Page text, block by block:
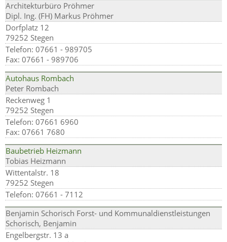
Architekturbüro Pröhmer
Dipl. Ing. (FH) Markus Pröhmer
Dorfplatz 12
79252 Stegen
Telefon: 07661 - 989705
Fax: 07661 - 989706
Autohaus Rombach
Peter Rombach
Reckenweg 1
79252 Stegen
Telefon: 07661 6960
Fax: 07661 7680
Baubetrieb Heizmann
Tobias Heizmann
Wittentalstr. 18
79252 Stegen
Telefon: 07661 - 7112
Benjamin Schorisch Forst- und Kommunaldienstleistungen
Schorisch, Benjamin
Engelbergstr. 13 a